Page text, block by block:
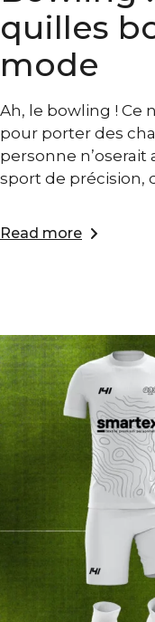
quilles
mode
Ah, le bowling ! Ce
pour porter des
personne n’oserait
sport de précision,
Read more